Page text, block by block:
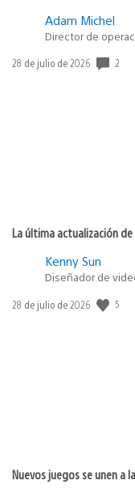
Adam Michel
Director de
Fecha
28 de julio de 2026 2
La última actualización
Kenny Sun
Diseñador de
Fecha
28 de julio de 2026 5
Nuevos juegos se unen a